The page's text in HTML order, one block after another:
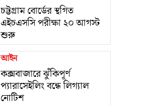
চট্টগ্রাম বোর্ডের স্থগিত
এইচএসসি পরীক্ষা ২০ আগস্ট
শুরু
আইন
কক্সবাজারে ঝুঁকিপূর্ণ
প্যারাসেইলিং বন্ধে লিগ্যাল
নোটিশ